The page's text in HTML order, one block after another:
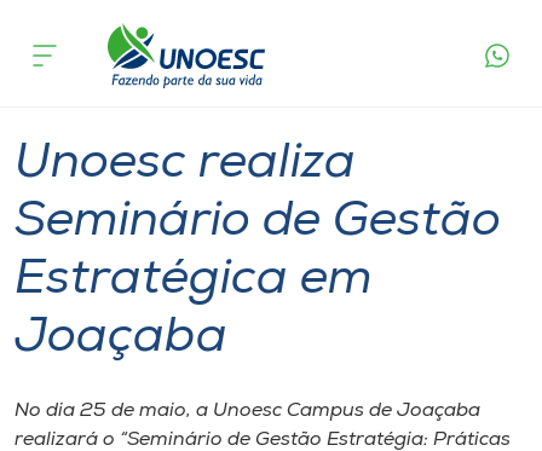
Cursos
Pesquisa
Atendimento ao Estudante
Portal de Ensino
A
acontece
Unoesc realiza
Seminário de Gestão
Estratégica em
Joaçaba
No dia 25 de maio, a Unoesc Campus de Joaçaba
realizará o “Seminário de Gestão Estratégia: Práticas